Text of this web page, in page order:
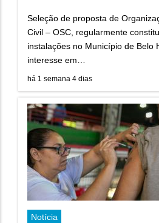
Seleção de proposta de
Civil – OSC, regularmente
instalações no Município de Belo
interesse em…
há 1 semana 4 dias
Notícia